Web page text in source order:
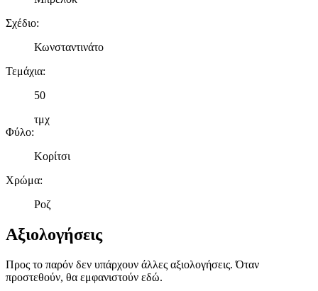
διαφημίσεις και περιεχόμενο, την καλύτερη εικόνα του κοινού
πληροφορίες σχετικά με την από μέρους σας χρήση της
τοποθεσίας μας στους συνεργάτες μέσων κοινωνικής
Σχέδιο:
Κωνσταντινάτο
Τεμάχια:
50
τμχ
Φύλο:
Κορίτσι
Χρώμα:
Ροζ
Αξιολογήσεις
Προς το παρόν δεν υπάρχουν άλλες αξιολογήσεις. Όταν
προστεθούν, θα εμφανιστούν εδώ.